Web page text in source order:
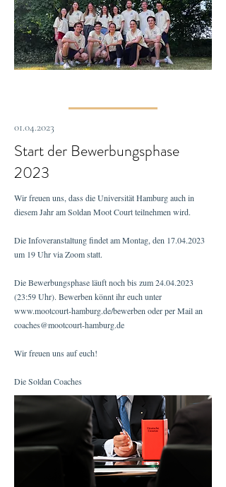
01.04.2023
Start der Bewerbungsphase
2023
Wir freuen uns, dass die Universität Hamburg auch in
diesem Jahr am Soldan Moot Court teilnehmen wird.
Die Infoveranstaltung findet am Montag, den 17.04.2023
um 19 Uhr via Zoom statt.
Die Bewerbungsphase läuft noch bis zum24.04.2023
(23:59 Uhr). Bewerben könnt ihr euch unter
www.mootcourt-hamburg.de/bewerben oder per Mail an
coaches@mootcourt-hamburg.de
Wir freuen uns auf euch!
Die Soldan Coaches